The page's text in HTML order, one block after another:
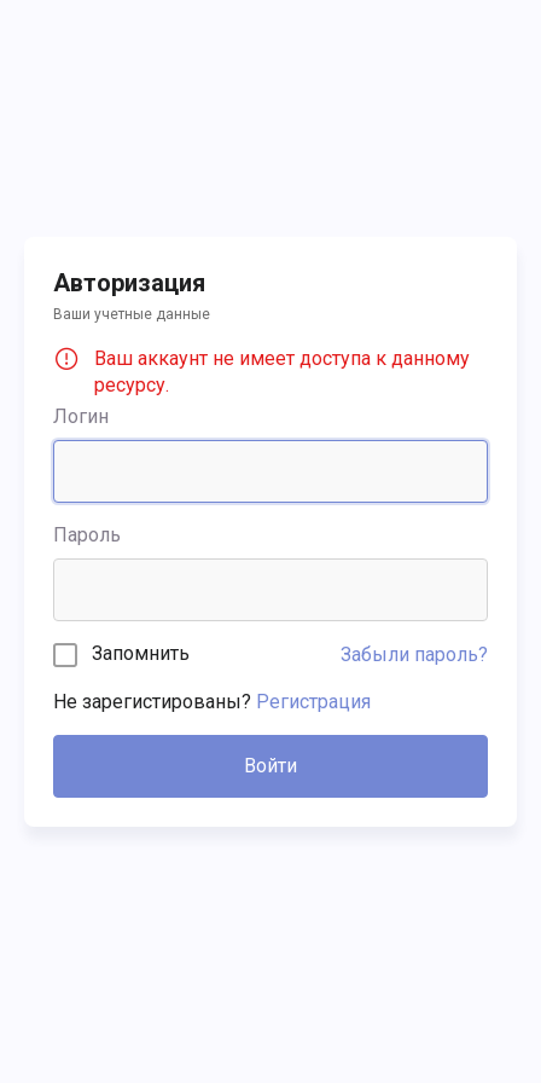
Авторизация
Ваши учетные данные
Ваш аккаунт не имеет доступа к данному
ресурсу.
Логин
Пароль
Запомнить Забыли пароль?
Не зарегистированы? Регистрация